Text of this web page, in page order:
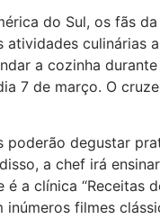
do Sul, os fãs
culinárias
a cozinha
7 de março. O
poderão degustar
a chef irá
a clínica “Receitas
filmes